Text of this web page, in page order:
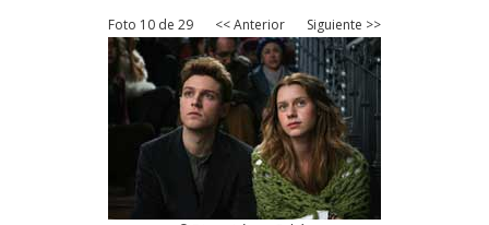
Foto 10 de 29 << Anterior Siguiente >>